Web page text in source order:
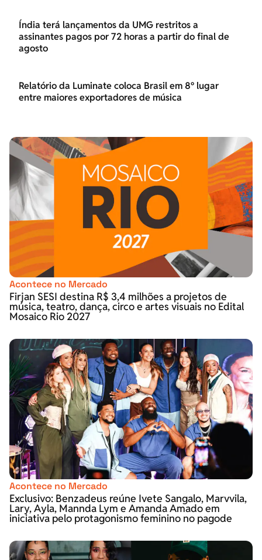
Índia terá lançamentos da UMG restritos a
assinantes pagos por 72 horas a partir do final de
agosto
Relatório da Luminate coloca Brasil em 8º lugar
entre maiores exportadores de música
Acontece no Mercado
Firjan SESI destina R$ 3,4 milhões a projetos de
música, teatro, dança, circo e artes visuais no Edital
Mosaico Rio 2027
Acontece no Mercado
Exclusivo: Benzadeus reúne Ivete Sangalo, Marvvila,
Lary, Ayla, Mannda Lym e Amanda Amado em
iniciativa pelo protagonismo feminino no pagode